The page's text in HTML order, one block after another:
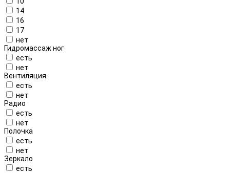
14
16
17
нет
Гидромассаж ног
есть
нет
Вентиляция
есть
нет
Радио
есть
нет
Полочка
есть
нет
Зеркало
есть